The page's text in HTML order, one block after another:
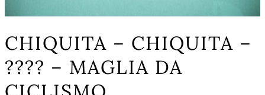
CHIQUITA – CHIQUITA –
???? – MAGLIA DA